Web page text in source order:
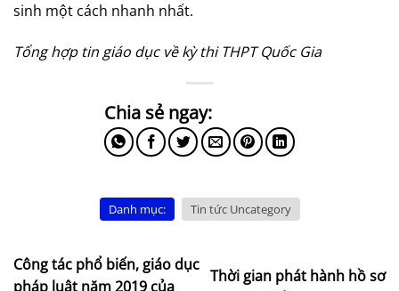
sinh một cách nhanh nhất.
Tổng hợp tin giáo dục về kỳ thi THPT Quốc Gia
Danh mục: Tin tức Uncategory
Công tác phổ biến, giáo dục
pháp luật năm 2019 của
Thời gian phát hành hồ sơ